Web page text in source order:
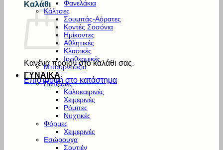
Καλάθι
Κανένα προϊόν στο καλάθι σας.
Επιστροφή στο κατάστημα
Φανελάκια
Κάλτσες
Σουμπάς-Αόρατες
Κοντές Σοσόνια
Ημίκοντες
Αθλητικές
Κλασικές
Ισοθερμικές
Μπουρνούζια
ΓΥΝΑΙΚΑ
Πυτζάμες
Καλοκαιρινές
Χειμερινές
Ρόμπες
Νυχτικές
Φόρμες
Χειμερινές
Εσώρουχα
Σουτιέν